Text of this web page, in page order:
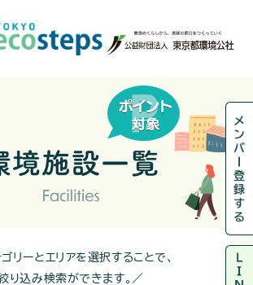
リーとエリアを選択することで、
り込み検索ができます。／